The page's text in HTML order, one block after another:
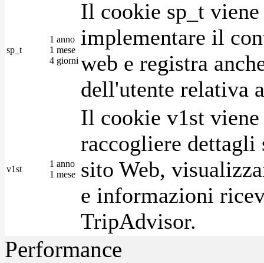
sp_t
1 anno
1 mese
4 giorni
Il cookie sp_t
implementare il
web e registra
dell'utente relativa
v1st
1 anno
1 mese
Il cookie v1st
raccogliere
sito Web,
e informazioni
TripAdvisor.
Performance